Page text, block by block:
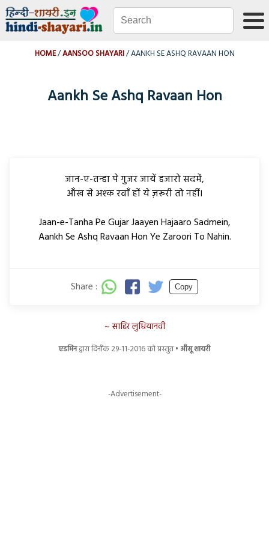
HOME AANSOO SHAYARI AANKH SE ASHQ RAVAAN HON
Aankh Se Ashq Ravaan Hon
जान-ए-तन्हा पे गुजर जायें हजारो सदमें,
आँख से अश्क रवाँ हों ये ज़रूरी तो नहीं।
Jaan-e-Tanha Pe Gujar Jaayen Hajaaro Sadmein,
Aankh Se Ashq Ravaan Hon Ye Zaroori To Nahin.
Share : Copy
साहिर लुधियानवी
एडमिनद्वारा दिनाँक 29-11-2016 को प्रस्तुत • आँसू शायरी
-Advertisement-